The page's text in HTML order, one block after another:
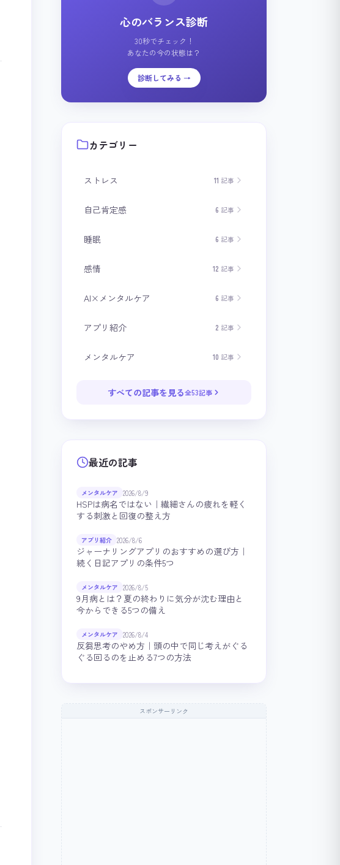
心のバランス診断
30秒でチェック！
あなたの今の状態は？
診断してみる →
カテゴリー
ストレス 11 記事
自己肯定感 6 記事
睡眠 6 記事
感情 12 記事
AI×メンタルケア 6 記事
アプリ紹介 2 記事
メンタルケア 10 記事
すべての記事を見る全53記事
最近の記事
メンタルケア 2026/8/9
HSPは病名ではない｜繊細さんの疲れを軽く
する刺激と回復の整え方
アプリ紹介 2026/8/6
ジャーナリングアプリのおすすめの選び方｜
続く日記アプリの条件5つ
メンタルケア 2026/8/5
9月病とは？夏の終わりに気分が沈む理由と
今からできる5つの備え
メンタルケア 2026/8/4
反芻思考のやめ方｜頭の中で同じ考えがぐる
ぐる回るのを止める7つの方法
スポンサーリンク